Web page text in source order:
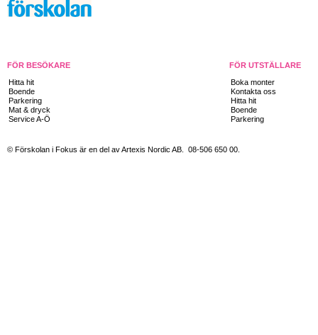
FÖR BESÖKARE
Hitta hit
Boende
Parkering
Mat & dryck
Service A-Ö
FÖR UTSTÄLLARE
Boka monter
Kontakta oss
Hitta hit
Boende
Parkering
© Förskolan i Fokus är en del av Artexis Nordic AB. 08-506 650 00.